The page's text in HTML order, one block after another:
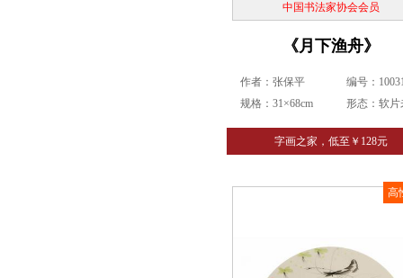
中国书法家协会会员
《月下渔舟》
作者：张保平
规格：31×68cm
编号：
形态：软片
字画之家，低至￥128元
高